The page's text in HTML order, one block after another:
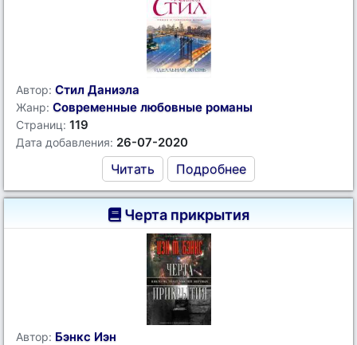
Автор: Стил Даниэла
Жанр: Современные любовные романы
Страниц: 119
Дата добавления: 26-07-2020
Читать Подробнее
Черта прикрытия
Автор: Бэнкс Иэн